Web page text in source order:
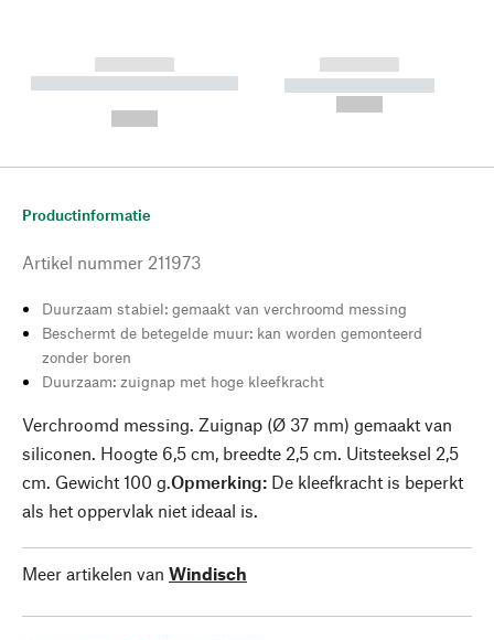
------------
----------- ----------- --------
------------
----------- -----------
Productinformatie
Artikel nummer 211973
Duurzaam stabiel: gemaakt van verchroomd messing
Beschermt de betegelde muur: kan worden gemonteerd
zonder boren
Duurzaam: zuignap met hoge kleefkracht
Verchroomd messing. Zuignap (Ø 37 mm) gemaakt van
siliconen. Hoogte 6,5 cm, breedte 2,5 cm. Uitsteeksel 2,5
cm. Gewicht 100 g.Opmerking: De kleefkracht is beperkt
als het oppervlak niet ideaal is.
Meer artikelen van Windisch